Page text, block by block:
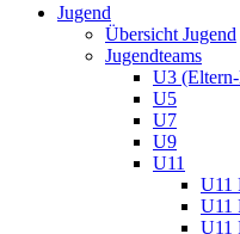
Jugend
Übersicht Jugend
Jugendteams
U3
U5
U7
U9
U11
U11
U11
U11